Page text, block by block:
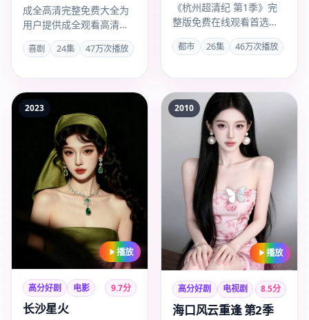
成全高清完整免费大全为
用户提供成全观看高清完
整免费大全一站追剧，
《岛屿·宜兰》喜剧类型完
喜剧 24集 47万次播放
《杭州超清纪 第1季》完
整版免费在线观看首选成
全观看高清完整免费大全
超清通道，2020年南京出
都市 26集 46万次播放
2023
播放
高分好剧 电影 9.7分
长沙星火
2010
播放
高分好剧 电视剧 8.5分
海口风云重逢 第2季